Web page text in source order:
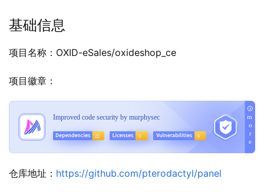
基础信息
项目名称：OXID-eSales/oxideshop_ce
项目徽章：
仓库地址： https://github.com/pterodactyl/panel